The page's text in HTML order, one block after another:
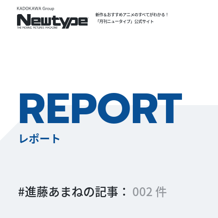
新作＆おすすめアニメのすべてがわかる！
「月刊ニュータイプ」公式サイト
REPORT
レポート
#進藤あまねの記事： 002 件